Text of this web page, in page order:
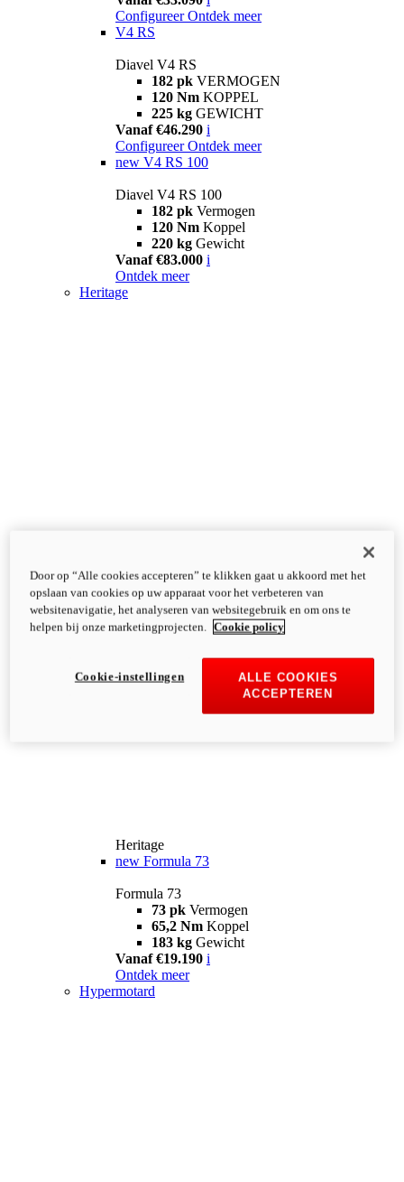
Configureer Ontdek meer
V4 RS
Diavel V4 RS
182 pk VERMOGEN
120 Nm KOPPEL
225 kg GEWICHT
Vanaf €46.290 i
Configureer Ontdek meer
new V4 RS 100
Diavel V4 RS 100
182 pk Vermogen
120 Nm Koppel
220 kg Gewicht
Vanaf €83.000 i
Ontdek meer
Heritage
Heritage
new Formula 73
Formula 73
73 pk Vermogen
65,2 Nm Koppel
183 kg Gewicht
Vanaf €19.190 i
Ontdek meer
Hypermotard
Door op “Alle cookies accepteren” te klikken gaat u akkoord met het
opslaan van cookies op uw apparaat voor het verbeteren van
websitenavigatie, het analyseren van websitegebruik en om ons te
helpen bij onze marketingprojecten.
Cookie policy
ALLE COOKIES
ACCEPTEREN
Cookie-instellingen